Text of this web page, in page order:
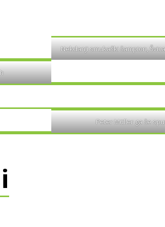
Nekdanji smukaški šampion,
Peter Müller ga še